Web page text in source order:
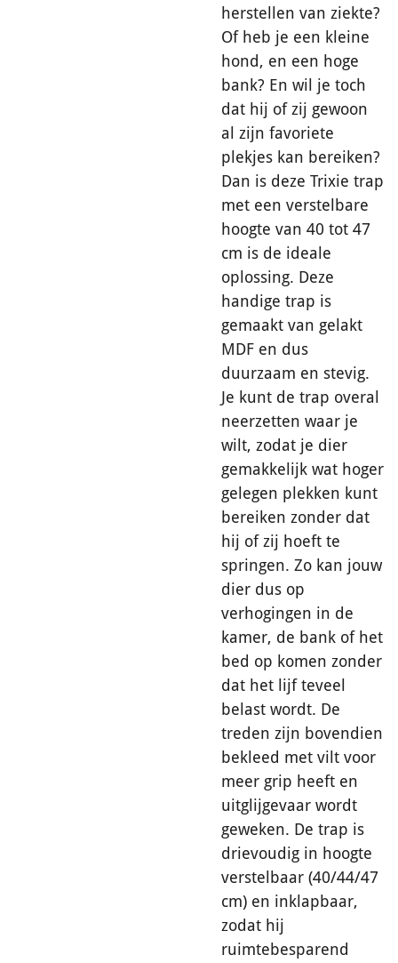
herstellen van ziekte?
Of heb je een kleine
hond, en een hoge
bank? En wil je toch
dat hij of zij gewoon
al zijn favoriete
plekjes kan bereiken?
Dan is deze Trixie trap
met een verstelbare
hoogte van 40 tot 47
cm is de ideale
oplossing. Deze
handige trap is
gemaakt van gelakt
MDF en dus
duurzaam en stevig.
Je kunt de trap overal
neerzetten waar je
wilt, zodat je dier
gemakkelijk wat hoger
gelegen plekken kunt
bereiken zonder dat
hij of zij hoeft te
springen. Zo kan jouw
dier dus op
verhogingen in de
kamer, de bank of het
bed op komen zonder
dat het lijf teveel
belast wordt. De
treden zijn bovendien
bekleed met vilt voor
meer grip heeft en
uitglijgevaar wordt
geweken. De trap is
drievoudig in hoogte
verstelbaar (40/44/47
cm) en inklapbaar,
zodat hij
ruimtebesparend